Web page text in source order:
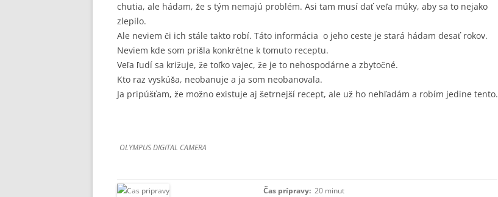
chutia, ale hádam, že s tým nemajú problém. Asi tam musí dať veľa múky, aby sa to nejako
zlepilo.
Ale neviem či ich stále takto robí. Táto informácia o jeho ceste je stará hádam desať rokov.
Neviem kde som prišla konkrétne k tomuto receptu.
Veľa ľudí sa križuje, že toľko vajec, že je to nehospodárne a zbytočné.
Kto raz vyskúša, neobanuje a ja som neobanovala.
Ja pripúšťam, že možno existuje aj šetrnejší recept, ale už ho nehľadám a robím jedine tento.
OLYMPUS DIGITAL CAMERA
Čas prípravy: 20 minut